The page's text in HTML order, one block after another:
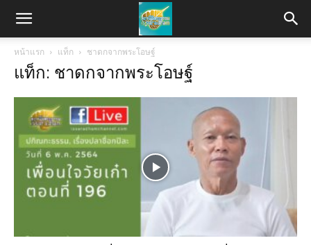
หน้าแรก แท็ก ชาดกจากพระโอษฐ์
แท็ก: ชาดกจากพระโอษฐ์